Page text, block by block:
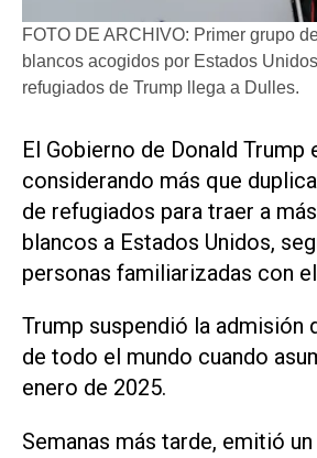
FOTO DE ARCHIVO: Primer grupo
blancos acogidos por Estados
refugiados de Trump llega a Dulles.
​El Gobierno de Donald Trump
considerando más que
de refugiados para traer a
blancos a Estados ‌Unidos,
personas familiarizadas ‌con
Trump suspendió la admisión
de todo el mundo cuando
enero de 2025.
Semanas más tarde, emitió